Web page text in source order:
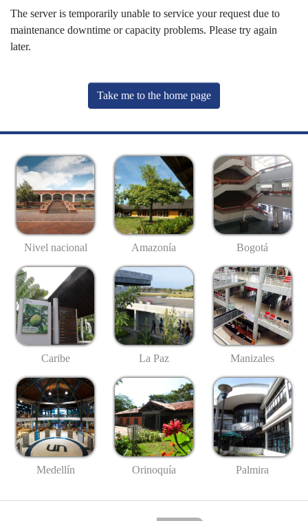
The server is temporarily unable to service your request due to
maintenance downtime or capacity problems. Please try again
later.
Take me to the home page
Nivel nacional Amazonía Bogotá
Caribe La Paz Manizales
Medellín Orinoquía Palmira